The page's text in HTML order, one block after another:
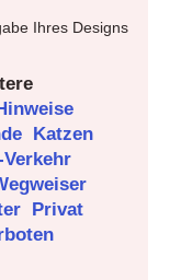
Ihres Designs
Katzen
Privat